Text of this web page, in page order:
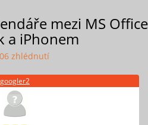
mezi MS Office
a iPhonem
zhlédnutí
googler2